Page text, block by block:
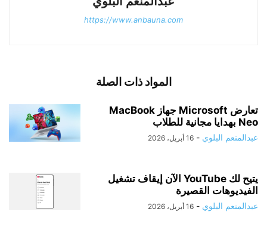
https://www.anbauna.com
المواد ذات الصلة
تعارض Microsoft جهاز MacBook
Neo بهدايا مجانية للطلاب
عبدالمنعم البلوي - 16 أبريل، 2026
يتيح لك YouTube الآن إيقاف تشغيل
الفيديوهات القصيرة
عبدالمنعم البلوي - 16 أبريل، 2026